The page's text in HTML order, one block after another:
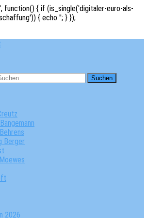
function() { if (is_single('digitaler-euro-als-
{ echo ''; } });
Berger
2026